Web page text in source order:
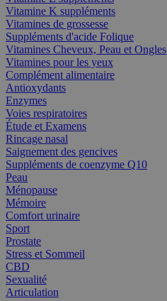
Vitamine K suppléments
Vitamines de grossesse
Suppléments d'acide Folique
Vitamines Cheveux, Peau et Ongles
Vitamines pour les yeux
Complément alimentaire
Antioxydants
Enzymes
Voies respiratoires
Étude et Examens
Rincage nasal
Saignement des gencives
Suppléments de coenzyme Q10
Peau
Ménopause
Mémoire
Comfort urinaire
Sport
Prostate
Stress et Sommeil
CBD
Sexualité
Articulation